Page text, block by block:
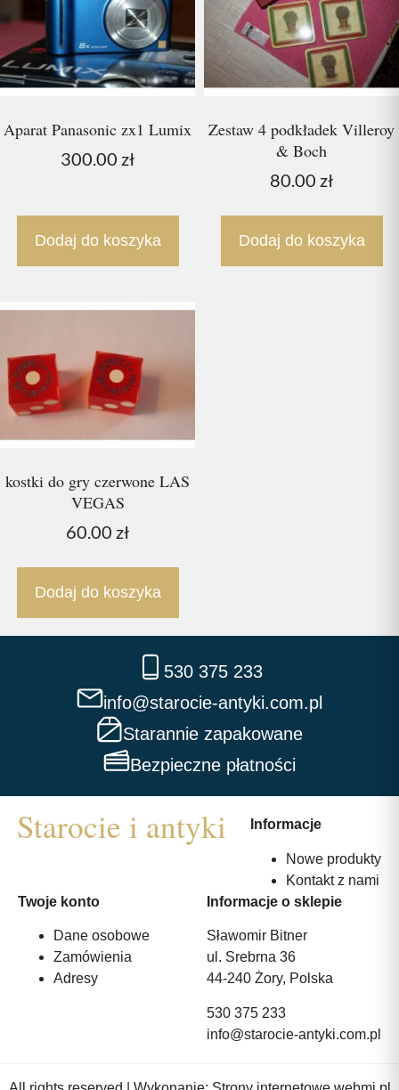
Aparat Panasonic zx1 Lumix
300.00 zł
Dodaj do koszyka
Zestaw 4 podkładek Villeroy
& Boch
80.00 zł
Dodaj do koszyka
kostki do gry czerwone LAS
VEGAS
60.00 zł
Dodaj do koszyka
530 375 233
info@starocie-antyki.com.pl
Starannie zapakowane
Bezpieczne płatności
Informacje
Nowe produkty
Kontakt z nami
Twoje konto
Dane osobowe
Zamówienia
Adresy
Informacje o sklepie
Sławomir Bitner
ul. Srebrna 36
44-240 Żory, Polska
530 375 233
info@starocie-antyki.com.pl